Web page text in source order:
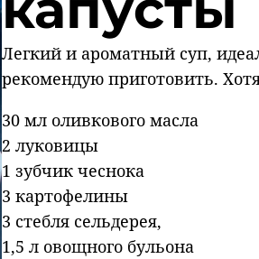
Легкий и ароматный суп,
рекомендую приготовить.
30 мл оливкового масла
2 луковицы
1 зубчик чеснока
3 картофелины
3 стебля сельдерея,
1,5 л овощного бульона